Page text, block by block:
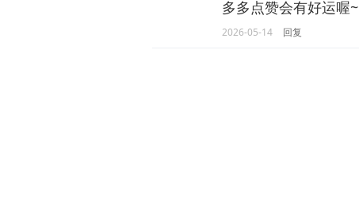
多多点赞会有好运喔~
2026-05-14 回复